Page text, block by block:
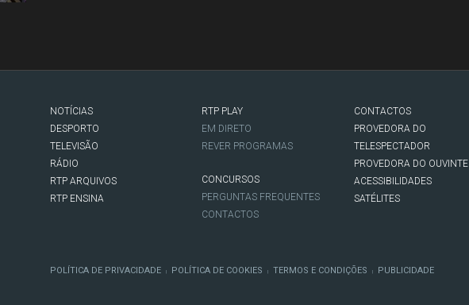
NOTÍCIAS
DESPORTO
TELEVISÃO
RÁDIO
RTP ARQUIVOS
RTP ENSINA
RTP PLAY
EM DIRETO
REVER PROGRAMAS
CONCURSOS
PERGUNTAS FREQUENTES
CONTACTOS
CONTACTOS
PROVEDORA DO
TELESPECTADOR
PROVEDORA DO OUVINTE
ACESSIBILIDADES
SATÉLITES
POLÍTICA DE PRIVACIDADE | POLÍTICA DE COOKIES | TERMOS E CONDIÇÕES | PUBLICIDADE